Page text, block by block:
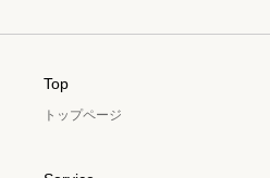
Top
トップページ